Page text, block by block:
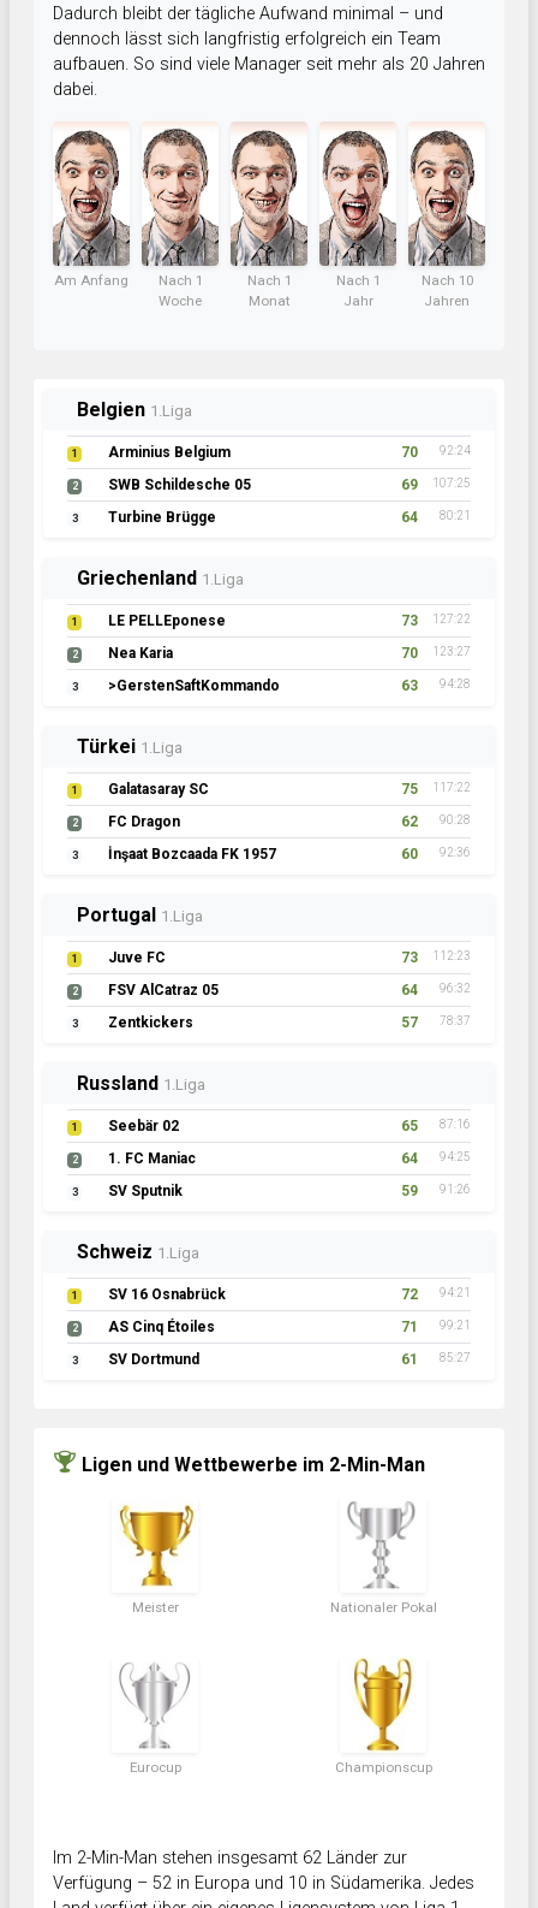
Dadurch bleibt der tägliche Aufwand minimal – und
dennoch lässt sich langfristig erfolgreich ein Team
aufbauen. So sind viele Manager seit mehr als 20 Jahren
dabei.
Am Anfang
Nach 1
Woche
Nach 1
Monat
Nach 1
Jahr
Nach 10
Jahren
Belgien 1.Liga
1 Arminius Belgium 70 92:24
2 SWB Schildesche 05 69 107:25
3 Turbine Brügge 64 80:21
Griechenland 1.Liga
1 LE PELLEponese 73 127:22
2 Nea Karia 70 123:27
3 >GerstenSaftKommando 63 94:28
Türkei 1.Liga
1 Galatasaray SC 75 117:22
2 FC Dragon 62 90:28
3 İnşaat Bozcaada FK 1957 60 92:36
Portugal 1.Liga
1 Juve FC 73 112:23
2 FSV AlCatraz 05 64 96:32
3 Zentkickers 57 78:37
Russland 1.Liga
1 Seebär 02 65 87:16
2 1. FC Maniac 64 94:25
3 SV Sputnik 59 91:26
Schweiz 1.Liga
1 SV 16 Osnabrück 72 94:21
2 AS Cinq Étoiles 71 99:21
3 SV Dortmund 61 85:27
Ligen und Wettbewerbe im 2-Min-Man
Meister Nationaler Pokal
Eurocup Championscup
Im 2-Min-Man stehen insgesamt 62 Länder zur
Verfügung – 52 in Europa und 10 in Südamerika. Jedes